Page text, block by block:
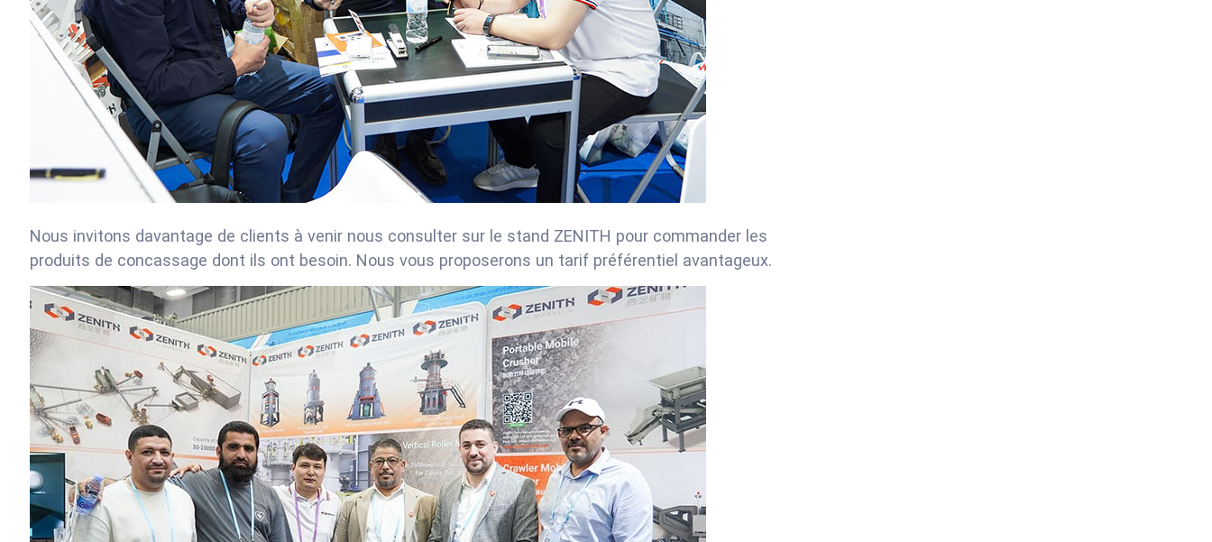
Nous invitons davantage de clients à venir nous consulter sur le stand ZENITH pour commander les
produits de concassage dont ils ont besoin. Nous vous proposerons un tarif préférentiel avantageux.